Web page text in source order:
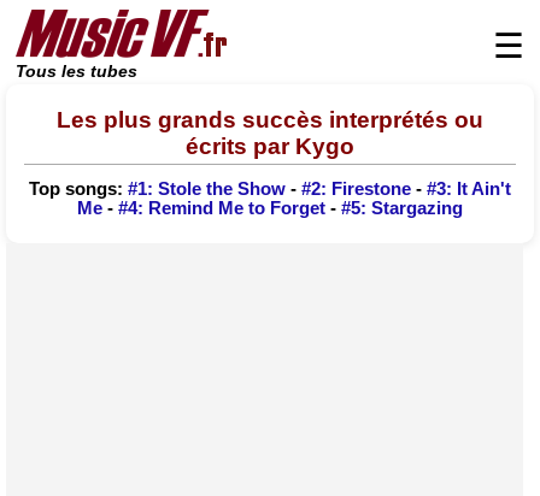
Tous les tubes
☰
Les plus grands succès interprétés ou
écrits par Kygo
Top songs: #1: Stole the Show - #2: Firestone - #3: It Ain't
Me - #4: Remind Me to Forget - #5: Stargazing